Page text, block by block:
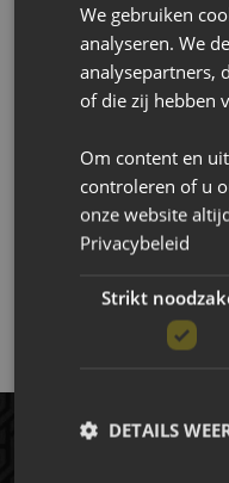
wereld en
We gebruiken
analyseren. We
analysepartners,
of die zij hebben
Om content en
controleren of u
onze website
Privacybeleid
Strikt
DETAILS